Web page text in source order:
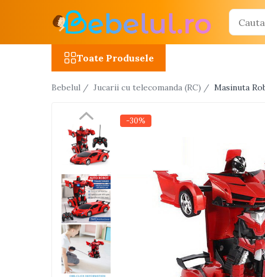
Masinute R/C
Avioane si elicoptere R/C
Camioane R/C
Motociclete R/C
Utilaje constructii R/C
Jucarii bebelusi
Toate Produsele
Bebelul / Jucarii cu telecomanda (RC) / Masinuta
-30%